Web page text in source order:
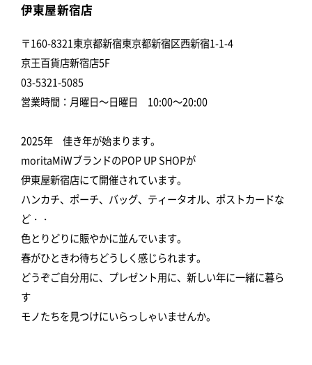
伊東屋新宿店
〒160-8321東京都新宿東京都新宿区西新宿1-1-4
京王百貨店新宿店5F
03-5321-5085
営業時間：月曜日～日曜日 10:00～20:00
2025年 佳き年が始まります。
moritaMiWブランドのPOP UP SHOPが
伊東屋新宿店にて開催されています。
ハンカチ、ポーチ、バッグ、ティータオル、ポストカードな
ど・・
色とりどりに賑やかに並んでいます。
春がひときわ待ちどうしく感じられます。
どうぞご自分用に、プレゼント用に、新しい年に一緒に暮ら
す
モノたちを見つけにいらっしゃいませんか。